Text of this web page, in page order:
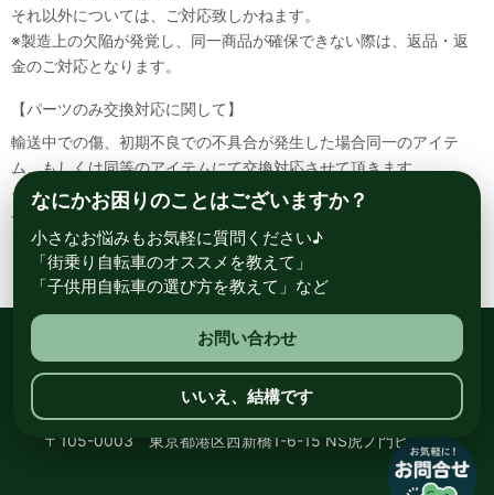
それ以外については、ご対応致しかねます。
※製造上の欠陥が発覚し、同一商品が確保できない際は、返品・返
金のご対応となります。
【パーツのみ交換対応に関して】
輸送中での傷、初期不良での不具合が発生した場合同一のアイテ
ム、もしくは同等のアイテムにて交換対応させて頂きます。
その場合該当部品を着払いにて返送して頂く必要が御座いますので
予めご了承ください。
総合自転車専門店 サイクルスポット ル・サイク
〒105-0003 東京都港区西新橋1-6-15 NS虎ノ門ビル8階
なにかお困りのことはございますか？
小さなお悩みもお気軽に質問ください♪
「街乗り自転車のオススメを教えて」
「子供用自転車の選び方を教えて」など
お問い合わせ
いいえ、結構です